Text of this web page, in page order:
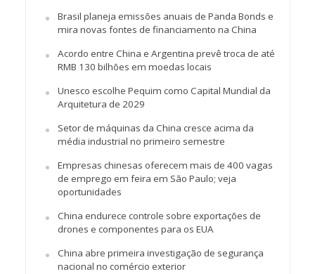
Brasil planeja emissões anuais de Panda Bonds e
mira novas fontes de financiamento na China
Acordo entre China e Argentina prevê troca de até
RMB 130 bilhões em moedas locais
Unesco escolhe Pequim como Capital Mundial da
Arquitetura de 2029
Setor de máquinas da China cresce acima da
média industrial no primeiro semestre
Empresas chinesas oferecem mais de 400 vagas
de emprego em feira em São Paulo; veja
oportunidades
China endurece controle sobre exportações de
drones e componentes para os EUA
China abre primeira investigação de segurança
nacional no comércio exterior